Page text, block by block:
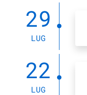
29
LUG
22
LUG